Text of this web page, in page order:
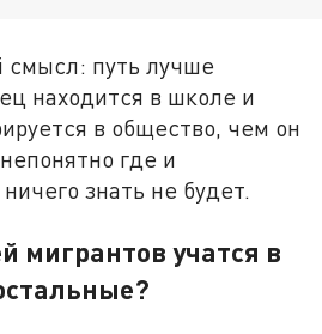
смысл: путь лучше
находится в школе и
в общество, чем он
где и
знать не будет.
мигрантов учатся в